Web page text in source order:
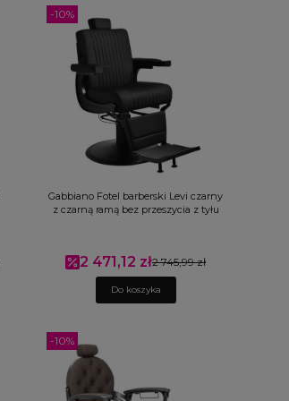
Gabbiano Fotel barberski Levi czarny
z czarną ramą bez przeszycia z tyłu
Cena promocyjna
2 471,12 zł2 745,99 zł
-10%
Do koszyka
-10%